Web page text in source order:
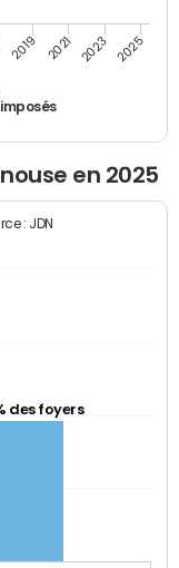
2019 2021 2023 2025
en 2025
: JDN
des foyers